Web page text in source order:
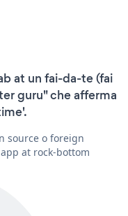
at un fai-da-te (fai
guru" che afferma
source o foreign
at rock-bottom